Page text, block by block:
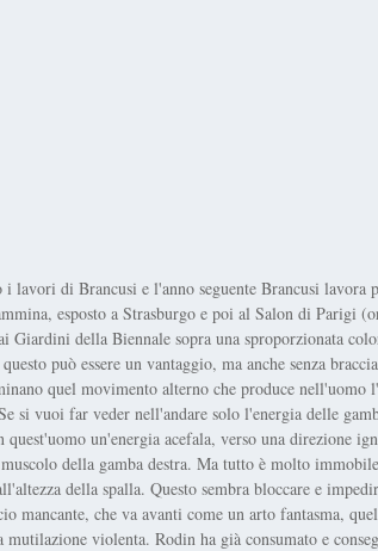
di Brancusi e l'anno seguente Brancusi lavora
esposto a Strasburgo e poi al Salon di Parigi
Giardini della Biennale sopra una sproporzionata
può essere un vantaggio, ma anche senza
quel movimento alterno che produce nell'uomo
si vuoi far veder nell'andare solo l'energia delle
un'energia acefala, verso una direzione
della gamba destra. Ma tutto è molto
della spalla. Questo sembra bloccare e
mancante, che va avanti come un arto fantasma,
violenta. Rodin ha già consumato e